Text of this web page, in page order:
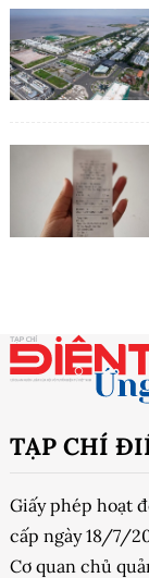
TẠP CHÍ
Giấy phép hoạt
cấp ngày 18/7/
Cơ quan chủ